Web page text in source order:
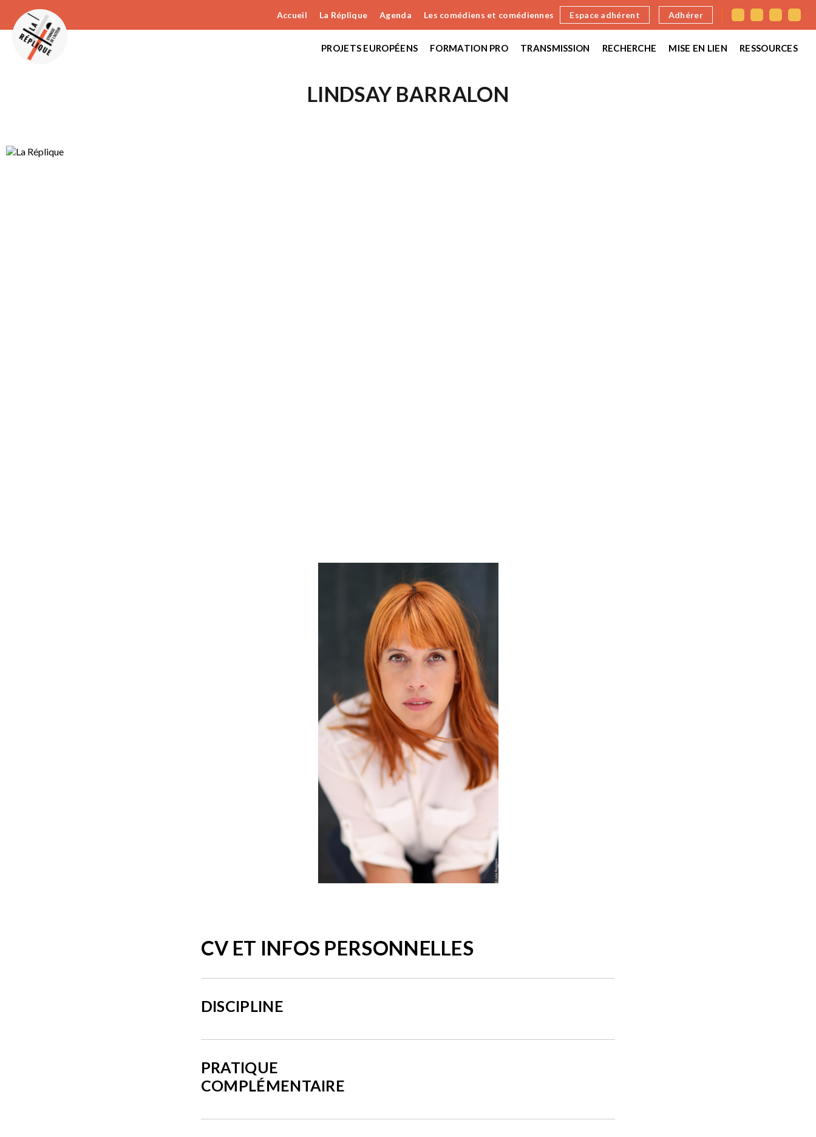
Accueil La Réplique Agenda Les comédiens et comédiennes Espace adhérent Adhérer
PROJETS EUROPÉENS FORMATION PRO TRANSMISSION RECHERCHE MISE EN LIEN RESSOURCES
LINDSAY BARRALON
CV ET INFOS PERSONNELLES
DISCIPLINE
PRATIQUE
COMPLÉMENTAIRE